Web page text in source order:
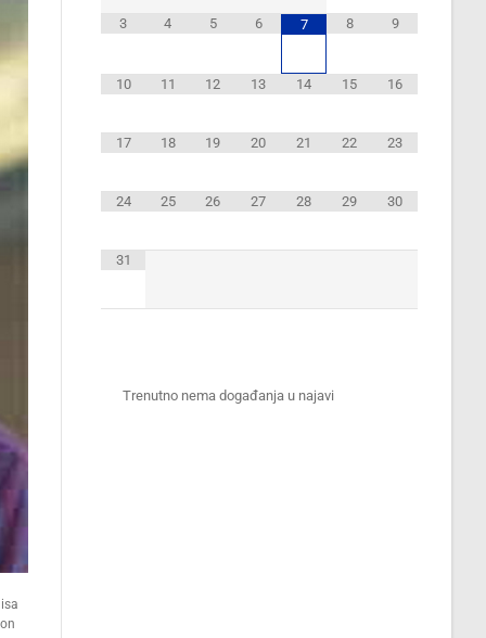
3 4 5 6 7 8 9
10 11 12 13 14 15 16
17 18 19 20 21 22 23
24 25 26 27 28 29 30
31
Trenutno nema događanja u najavi